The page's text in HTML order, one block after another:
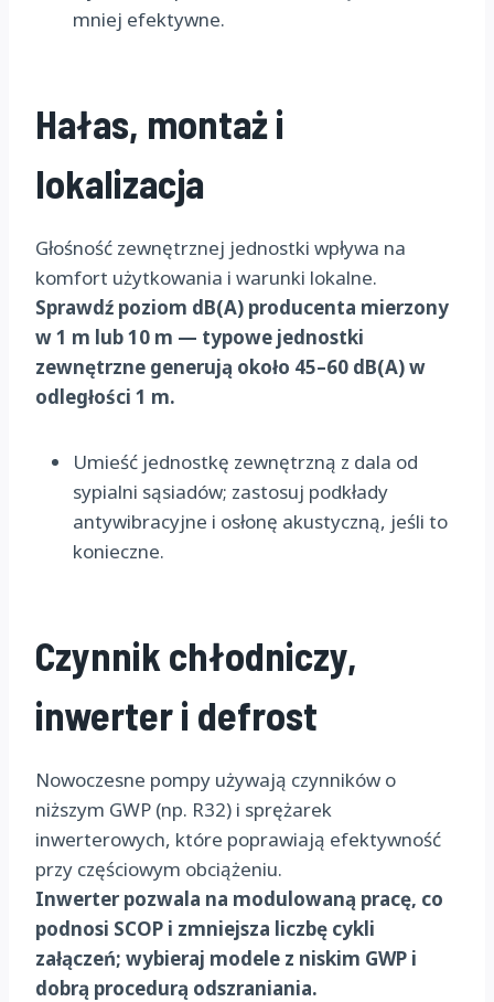
mniej efektywne.
Hałas, montaż i
lokalizacja
Głośność zewnętrznej jednostki wpływa na
komfort użytkowania i warunki lokalne.
Sprawdź poziom dB(A) producenta mierzony
w 1 m lub 10 m — typowe jednostki
zewnętrzne generują około 45–60 dB(A) w
odległości 1 m.
Umieść jednostkę zewnętrzną z dala od
sypialni sąsiadów; zastosuj podkłady
antywibracyjne i osłonę akustyczną, jeśli to
konieczne.
Czynnik chłodniczy,
inwerter i defrost
Nowoczesne pompy używają czynników o
niższym GWP (np. R32) i sprężarek
inwerterowych, które poprawiają efektywność
przy częściowym obciążeniu.
Inwerter pozwala na modulowaną pracę, co
podnosi SCOP i zmniejsza liczbę cykli
załączeń; wybieraj modele z niskim GWP i
dobrą procedurą odszraniania.